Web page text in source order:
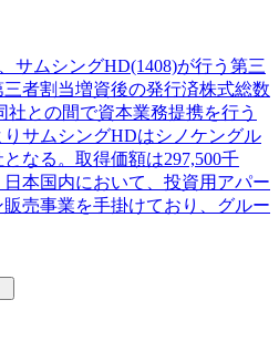
サムシングHD(1408)が行う第三
者割当増資後の発行済株式総数
社との間で資本業務提携を行う
サムシングHDはシノケングル
なる。取得価額は297,500千
本国内において、投資用アパー
売事業を手掛けており、グルー